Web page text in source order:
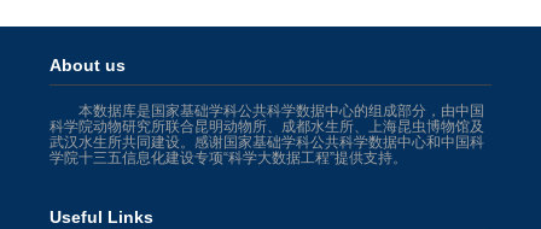
About us
本数据库是国家基础学科公共科学数据中心的组成部分，由中国
科学院动物研究所联合昆明动物所、成都水生所、上海昆虫博物馆及
武汉水生所共同建设。感谢国家基础学科公共科学数据中心和中国科
学院十三五信息化建设专项“科学大数据工程”提供支持。
Useful Links